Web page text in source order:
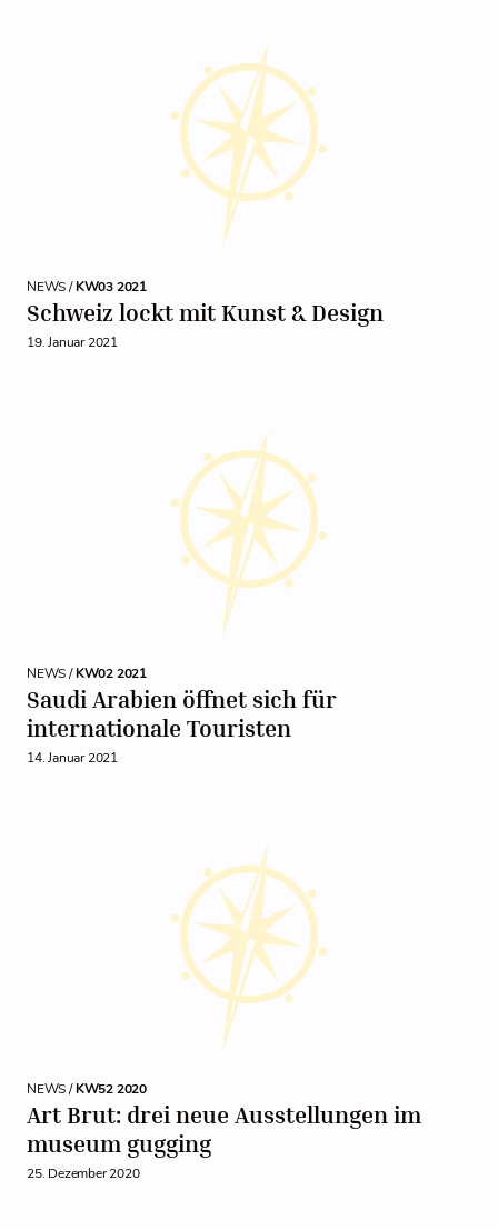
NEWS /KW03 2021
Schweiz lockt mit Kunst & Design
19. Januar 2021
NEWS /KW02 2021
Saudi Arabien öffnet sich für
internationale Touristen
14. Januar 2021
NEWS /KW52 2020
Art Brut: drei neue Ausstellungen im
museum gugging
25. Dezember 2020